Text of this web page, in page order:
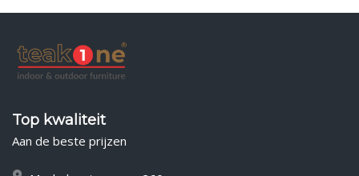
Top kwaliteit
Aan de beste prijzen